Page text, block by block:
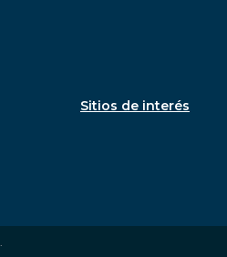
Sitios de interés